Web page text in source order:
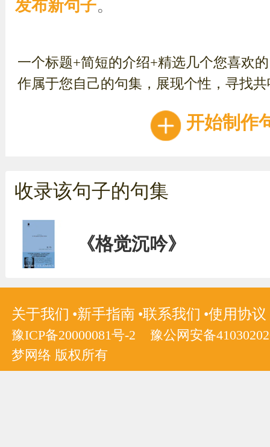
发布新句子。
一个标题+简短的介绍+精选几个您喜欢
作属于您自己的句集，展现个性，寻找
开始制作
收录该句子的句集
《格觉沉吟》
关于我们 新手指南 联系我们 使用协议
豫ICP备20000081号-2
豫公网安备
梦网络 版权所有